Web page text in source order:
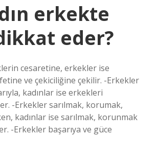
erkekte
eder?
cesaretine, erkekler ise
ve çekiciliğine çekilir. -Erkekler
kadınlar ise erkekleri
-Erkekler sarılmak, korumak,
kadınlar ise sarılmak, korunmak
-Erkekler başarıya ve güce